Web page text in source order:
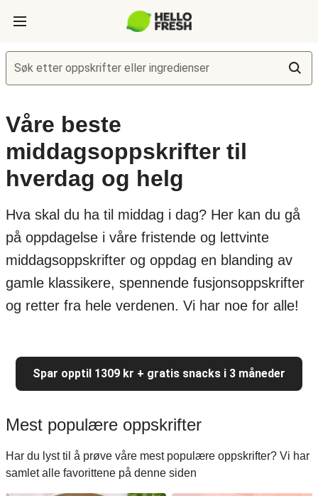
Søk etter oppskrifter eller ingredienser
Våre beste
middagsoppskrifter til
hverdag og helg
Hva skal du ha til middag i dag? Her kan du gå
på oppdagelse i våre fristende og lettvinte
middagsoppskrifter og oppdag en blanding av
gamle klassikere, spennende fusjonsoppskrifter
og retter fra hele verdenen. Vi har noe for alle!
Spar opptil 1309 kr + gratis snacks i 3 måneder
Mest populære oppskrifter
Har du lyst til å prøve våre mest populære oppskrifter? Vi har
samlet alle favorittene på denne siden